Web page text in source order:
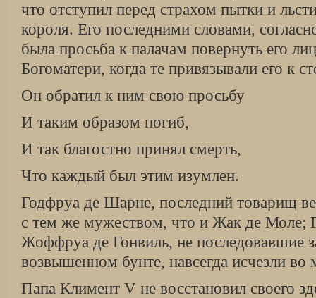
что отступил перед страхом пытки и
короля. Его последними словами,
была просьба к палачам повернуть его
Богоматери, когда те привязывали его к
Он обратил к ним свою просьбу
И таким образом погиб,
И так благостно принял смерть,
Что каждый был этим изумлен.
Годфруа де Шарне, последний товарищ
с тем же мужеством, что и Жак де Моле;
Жоффруа де Гонвиль, не последовавшие
возвышенном бунте, навсегда исчезли во
Папа Климент V не восстановил своего